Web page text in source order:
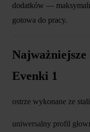
dodatków —
gotowa do pracy.
Evenki 1
ostrze wykonane ze
uniwersalny profil